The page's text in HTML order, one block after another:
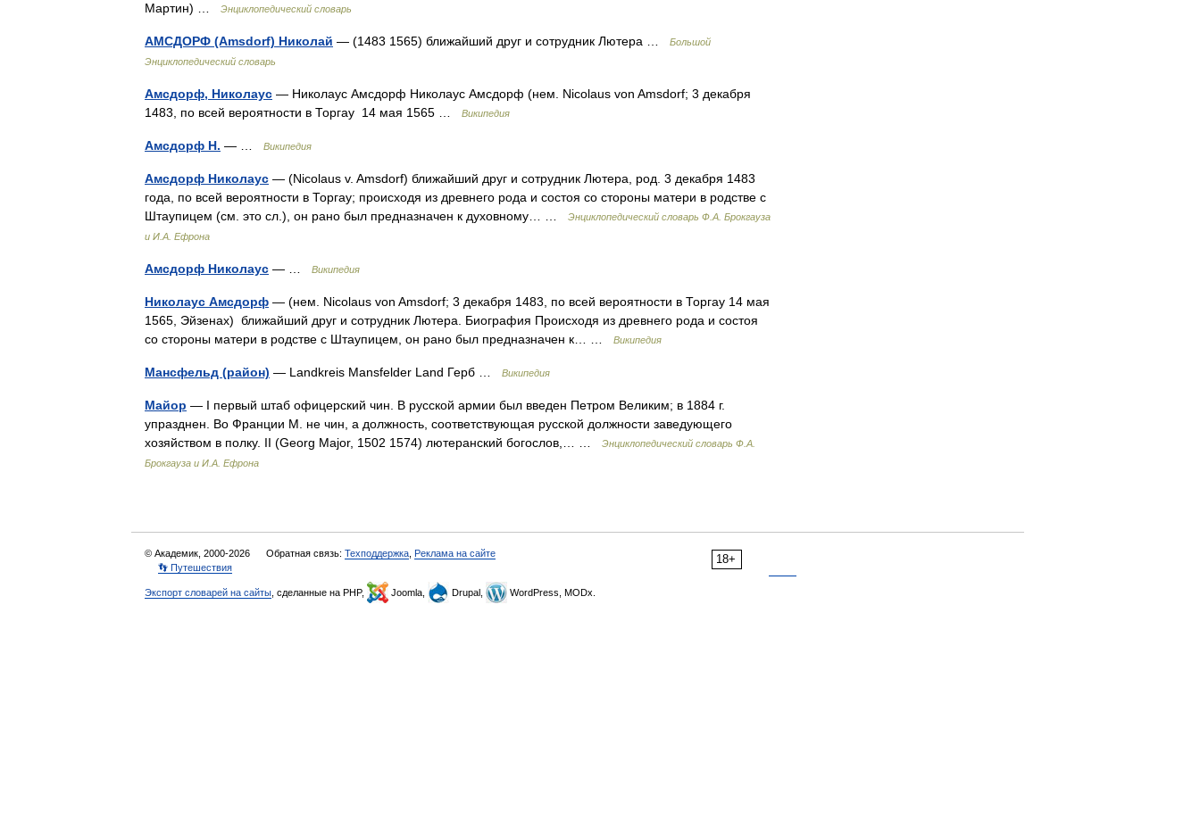
Мартин) …
Энциклопедический словарь
АМСДОРФ (Amsdorf) Николай — (1483 1565) ближайший друг и сотрудник Лютера …
Большой
Энциклопедический словарь
Амсдорф, Николаус — Николаус Амсдорф Николаус Амсдорф (нем. Nicolaus von Amsdorf; 3 декабря
1483, по всей вероятности в Торгау 14 мая 1565 …
Википедия
Амсдорф Н. — … Википедия
Амсдорф Николаус — (Nicolaus v. Amsdorf) ближайший друг и сотрудник Лютера, род. 3 декабря 1483
года, по всей вероятности в Торгау; происходя из древнего рода и состоя со стороны матери в родстве с
Штаупицем (см. это сл.), он рано был предназначен к духовному… …
Энциклопедический словарь Ф.А. Брокгауза
и И.А. Ефрона
Амсдорф Николаус — … Википедия
Николаус Амсдорф — (нем. Nicolaus von Amsdorf; 3 декабря 1483, по всей вероятности в Торгау 14 мая
1565, Эйзенах) ближайший друг и сотрудник Лютера. Биография Происходя из древнего рода и состоя
со стороны матери в родстве с Штаупицем, он рано был предназначен к… …
Википедия
Мансфельд (район) — Landkreis Mansfelder Land Герб … Википедия
Майор — I первый штаб офицерский чин. В русской армии был введен Петром Великим; в 1884 г.
упразднен. Во Франции М. не чин, а должность, соответствующая русской должности заведующего
хозяйством в полку. II (Georg Major, 1502 1574) лютеранский богослов,… …
Энциклопедический словарь Ф.А.
Брокгауза и И.А. Ефрона
18+
© Академик, 2000-2026 Обратная связь: Техподдержка Реклама на сайте
👣 Путешествия
Экспорт словарей на сайты , сделанные на PHP, Joomla, Drupal, WordPress, MODx.